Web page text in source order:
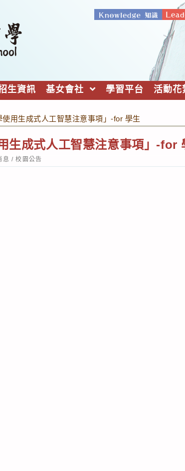
生資訊 基女會社 學習平台 活動花
用生成式人工智慧注意事項」-for 學生
生成式人工智慧注意事項」-for
息 / 校園公告